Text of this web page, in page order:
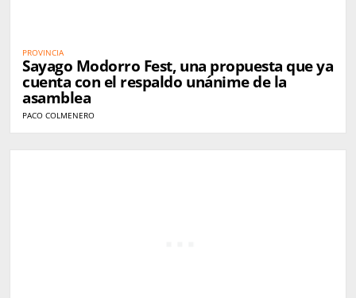
PROVINCIA
Sayago Modorro Fest, una propuesta que ya
cuenta con el respaldo unánime de la
asamblea
PACO COLMENERO